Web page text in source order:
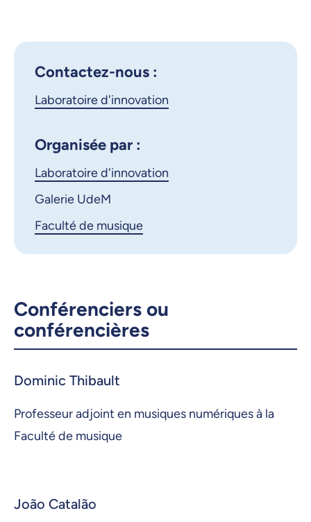
LinkedIn
Contactez-nous :
Laboratoire d'innovation
Organisée par :
Laboratoire d'innovation
Galerie UdeM
Faculté de musique
Conférenciers ou
conférencières
Dominic Thibault
Professeur adjoint en musiques numériques à la
Faculté de musique
João Catalão